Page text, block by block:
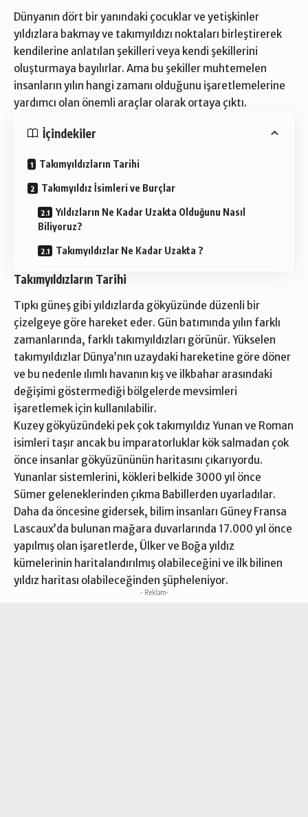
Dünyanın dört bir yanındaki çocuklar ve yetişkinler
yıldızlara bakmay ve takımyıldızı noktaları birleştirerek
kendilerine anlatılan şekilleri veya kendi şekillerini
oluşturmaya bayılırlar. Ama bu şekiller muhtemelen
insanların yılın hangi zamanı olduğunu işaretlemelerine
yardımcı olan önemli araçlar olarak ortaya çıktı.
İçindekiler
Takımyıldızların Tarihi
Takımyıldız İsimleri ve Burçlar
Yıldızların Ne Kadar Uzakta Olduğunu Nasıl
Biliyoruz?
Takımyıldızlar Ne Kadar Uzakta ?
Takımyıldızların Tarihi
Tıpkı güneş gibi yıldızlarda gökyüzünde düzenli bir
çizelgeye göre hareket eder. Gün batımında yılın farklı
zamanlarında, farklı takımyıldızları görünür. Yükselen
takımyıldızlar Dünya’nın uzaydaki hareketine göre döner
ve bu nedenle ılımlı havanın kış ve ilkbahar arasındaki
değişimi göstermediği bölgelerde mevsimleri
işaretlemek için kullanılabilir.
Kuzey gökyüzündeki pek çok takımyıldız Yunan ve Roman
isimleri taşır ancak bu imparatorluklar kök salmadan çok
önce insanlar gökyüzününün haritasını çıkarıyordu.
Yunanlar sistemlerini, kökleri belkide 3000 yıl önce
Sümer geleneklerinden çıkma Babillerden uyarladılar.
Daha da öncesine gidersek, bilim insanları Güney Fransa
Lascaux’da bulunan mağara duvarlarında 17.000 yıl önce
yapılmış olan işaretlerde, Ülker ve Boğa yıldız
kümelerinin haritalandırılmış olabileceğini ve ilk bilinen
yıldız haritası olabileceğinden şüpheleniyor.
- Reklam-